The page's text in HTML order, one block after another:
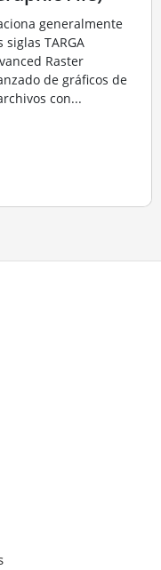
generalmente
TARGA
Raster
de gráficos de
con...